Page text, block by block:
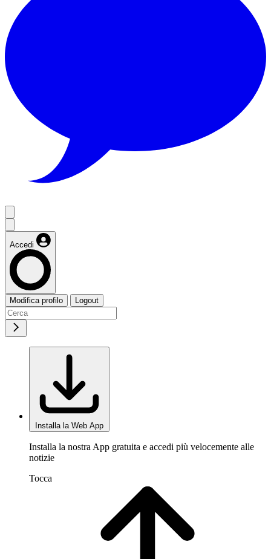
Accedi
Modifica profilo Logout
Installa la Web App
Installa la nostra App gratuita e accedi più velocemente alle
notizie
Tocca